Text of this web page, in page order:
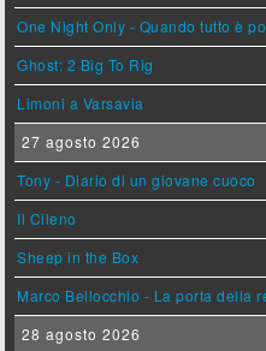
One Night Only - Quando tutto è
Ghost: 2 Big To Rig
Limoni a Varsavia
27 agosto 2026
Tony - Diario di un giovane cuoco
Il Cileno
Sheep in the Box
Marco Bellocchio - La porta della
28 agosto 2026